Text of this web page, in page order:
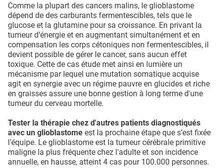
Comme la plupart des cancers malins, le glioblastome
dépend de des carburants fermentescibles, tels que le
glucose et la glutamine pour sa croissance. En privant la
tumeur d’énergie et en augmentant simultanément et en
compensation les corps cétoniques non fermentescibles, il
devient possible de gérer le cancer, sans aucun effet
toxique. Cette de cas étude met ainsi en lumière un
mécanisme par lequel une mutation somatique acquise
agit en synergie avec un régime pauvre en glucides et riche
en graisses assure une bonne gestion à long terme d'une
tumeur du cerveau mortelle.
Tester la thérapie chez d'autres patients diagnostiqués
avec un glioblastome est la prochaine étape que s’est fixée
l’équipe. Le glioblastome est la tumeur cérébrale primitive
maligne la plus fréquente chez l'adulte et son incidence
annuelle, en hausse, atteint 4 cas pour 100.000 personnes.